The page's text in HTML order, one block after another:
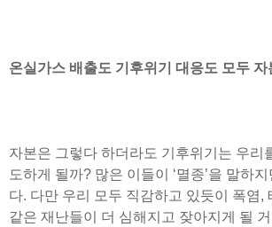
온실가스 배출도 기후위기 대응도 모두 자
자본은 그렇다 하더라도 기후위기는 우리
도하게 될까? 많은 이들이 ‘멸종’을 말하
다. 다만 우리 모두 직감하고 있듯이 폭염,
같은 재난들이 더 심해지고 잦아지게 될